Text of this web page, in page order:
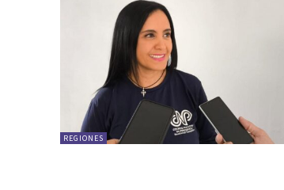
REGIONES